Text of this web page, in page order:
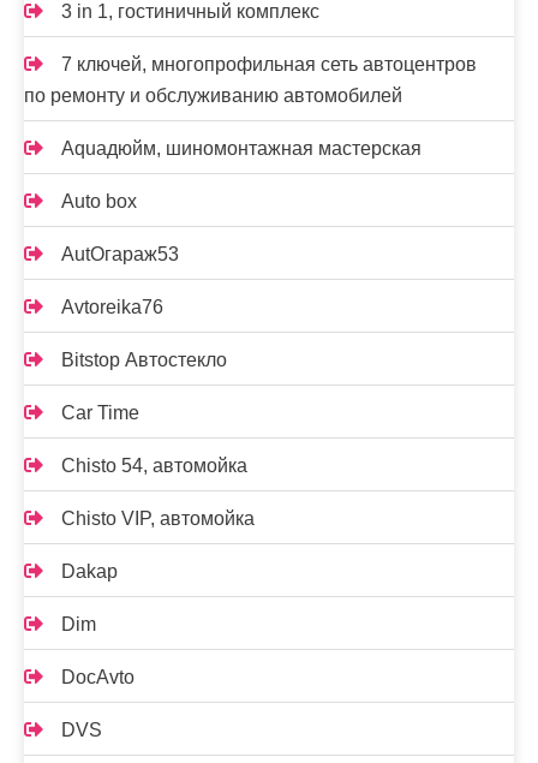
3 in 1, гостиничный комплекс
7 ключей, многопрофильная сеть автоцентров
по ремонту и обслуживанию автомобилей
Aquaдюйм, шиномонтажная мастерская
Auto box
AutOгараж53
Avtoreika76
Bitstop Автостекло
Car Time
Chisto 54, автомойка
Chisto VIP, автомойка
Dakap
Dim
DocAvto
DVS